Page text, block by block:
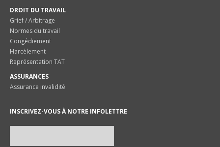
DROIT DU TRAVAIL
Grief / Arbitrage
Normes du travail
Congédiement
Harcèlement
Représentation TAT
ASSURANCES
Assurance invalidité
INSCRIVEZ-VOUS À NOTRE INFOLETTRE